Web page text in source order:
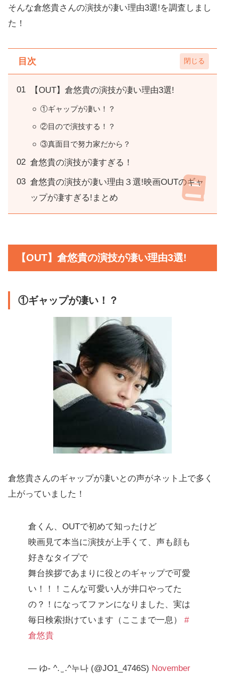
そんな倉悠貴さんの演技が凄い理由3選!を調査しまし
た！
目次
【OUT】倉悠貴の演技が凄い理由3選!
①ギャップが凄い！？
②目ので演技する！？
③真面目で努力家だから？
倉悠貴の演技が凄すぎる！
倉悠貴の演技が凄い理由３選!映画OUTのギャ
ップが凄すぎる!まとめ
【OUT】倉悠貴の演技が凄い理由3選!
①ギャップが凄い！？
倉悠貴さんのギャップが凄いとの声がネット上で多く
上がっていました！
倉くん、OUTで初めて知ったけど
映画見て本当に演技が上手くて、声も顔も
好きなタイプで
舞台挨拶であまりに役とのギャップで可愛
い！！！こんな可愛い人が井口やってた
の？！になってファンになりました、実は
毎日検索掛けています（ここまで一息） #
倉悠貴
— ゆ- ^. ̫ .^누나 (@JO1_4746S) November